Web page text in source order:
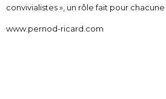
convivialistes », un rôle fait pour
www.pernod-ricard.com